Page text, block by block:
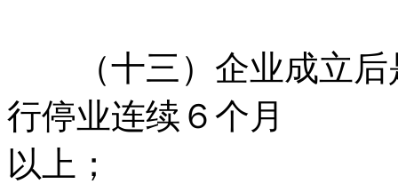
（十三）企业成立后
行停业连续６个月
以上；